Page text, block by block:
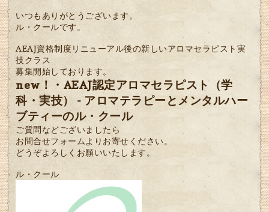
いつもありがとうございます。
ル・クールです。
AEAJ資格制度リニューアル後の新しいアロマセラピスト実
技クラス
募集開始しております。
new！・AEAJ認定アロマセラピスト（学
科・実技） - アロマテラピーとメンタルハー
ブティーのル・クール
ご質問などございましたら
お問合せフォームよりお寄せください。
どうぞよろしくお願いいたします。
ル・クール